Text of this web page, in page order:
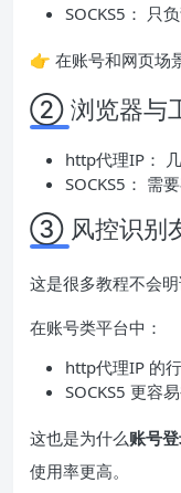
SOCKS5： 只
👉 在账号和网页场
② 浏览器与
http代理IP：
SOCKS5： 需
③ 风控识别
这是很多教程不会明
在账号类平台中：
http代理IP 的
SOCKS5 更容
这也是为什么账号
使用率更高。